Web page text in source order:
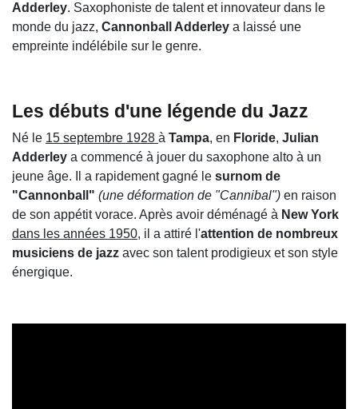
Adderley. Saxophoniste de talent et innovateur dans le
monde du jazz, Cannonball Adderley a laissé une
empreinte indélébile sur le genre.
Les débuts d'une légende du Jazz
Né le 15 septembre 1928 à Tampa, en Floride, Julian
Adderley a commencé à jouer du saxophone alto à un
jeune âge. Il a rapidement gagné le surnom de
"Cannonball" (une déformation de "Cannibal") en raison
de son appétit vorace. Après avoir déménagé à New York
dans les années 1950, il a attiré l'attention de nombreux
musiciens de jazz avec son talent prodigieux et son style
énergique.